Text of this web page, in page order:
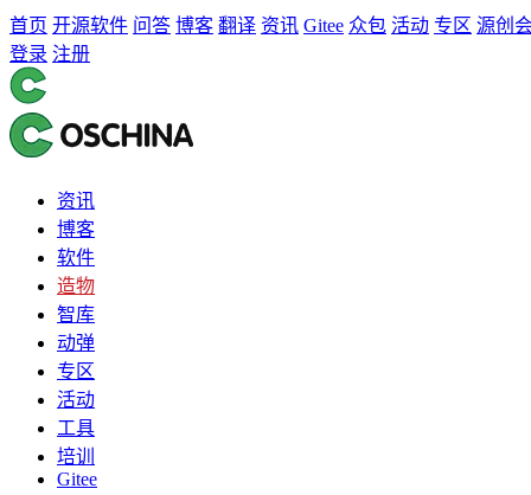
首页 开源软件 问答 博客 翻译 资讯 Gitee 众包 活动 专区 源创
登录 注册
资讯
博客
软件
造物
智库
动弹
专区
活动
工具
培训
Gitee